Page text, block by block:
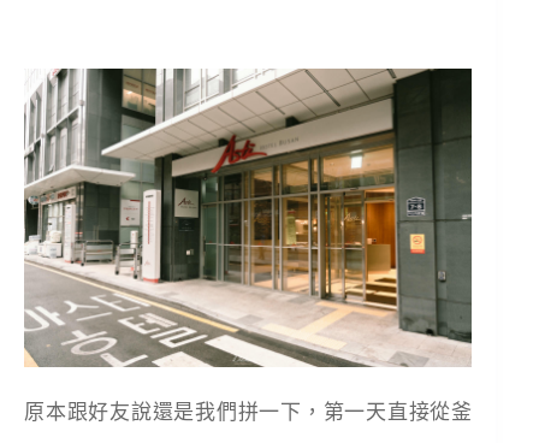
原本跟好友說還是我們拼一下，第一天直接從釜